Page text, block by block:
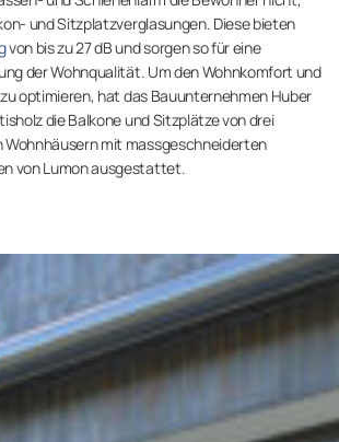
und Sitzplatzverglasungen. Diese bieten
von bis zu 27 dB und sorgen so für eine
der Wohnqualität. Um den Wohnkomfort und
zu optimieren, hat das Bauunternehmen Huber
die Balkone und Sitzplätze von drei
Wohnhäusern mit massgeschneiderten
von Lumon ausgestattet.